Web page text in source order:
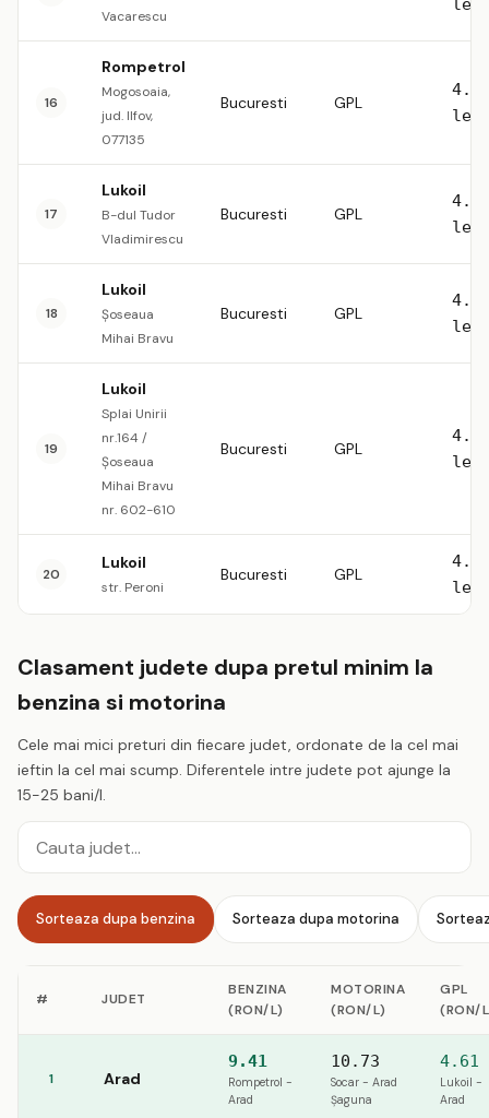
Vacarescu
16
Rompetrol
Mogosoaia,
jud. Ilfov,
077135
Bucuresti GPL
17
Lukoil
B-dul Tudor
Vladimirescu
Bucuresti GPL
18
Lukoil
Șoseaua
Mihai Bravu
Bucuresti GPL
19
Lukoil
Splai Unirii
nr.164 /
Șoseaua
Mihai Bravu
nr. 602-610
Bucuresti GPL
20
Lukoil
str. Peroni
Bucuresti GPL
Clasament judete dupa pretul minim la
benzina si motorina
Cele mai mici preturi din fiecare judet, ordonate de la cel mai
ieftin la cel mai scump. Diferentele intre judete pot ajunge la
15-25 bani/l.
Cauta judet
Sorteaza dupa benzina Sorteaza dupa motorina
# JUDET
BENZINA
(RON/L)
MOTORINA
(RON/L)
GPL
(RON/
1 Arad
9.41
Rompetrol -
Arad
10.73
Socar - Arad
Șaguna
4.61
Lukoil -
Arad